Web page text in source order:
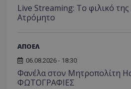
Live Streaming: Το φιλικό
Ατρόμητο
ΑΠΟΕΛ
06.08.2026 - 18:30
Φανέλα στον Μητροπολίτη
ΦΩΤΟΓΡΑΦΙΕΣ